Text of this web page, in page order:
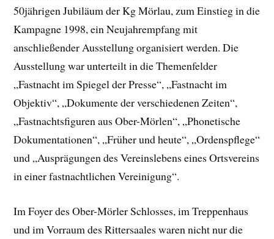
50jährigen Jubiläum der Kg Mörlau, zum Einstieg in die
Kampagne 1998, ein Neujahrempfang mit
anschließender Ausstellung organisiert werden. Die
Ausstellung war unterteilt in die Themenfelder
„Fastnacht im Spiegel der Presse“, „Fastnacht im
Objektiv“, „Dokumente der verschiedenen Zeiten“,
„Fastnachtsfiguren aus Ober-Mörlen“, „Phonetische
Dokumentationen“, „Früher und heute“, „Ordenspflege“
und „Ausprägungen des Vereinslebens eines Ortsvereins
in einer fastnachtlichen Vereinigung“.
Im Foyer des Ober-Mörler Schlosses, im Treppenhaus
und im Vorraum des Rittersaales waren nicht nur die